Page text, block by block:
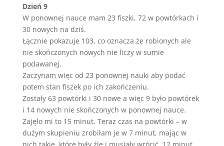
Dzień 9
W ponownej nauce mam 23 fiszki, 72 w powtórkach i
30 nowych na dziś.
Łącznie pokazuje 103, co oznacza że robionych ale
nie skończonych nowych nie liczy w sumie
podawanej.
Zaczynam więc od 23 ponownej nauki aby podać
potem stan fiszek po ich zakończeniu.
Zostały 63 powtórki i 30 nowe a więc 9 było powtórek
i 14 nowych nie skończonych w ponownej nauce.
Zajęło mi to 15 minut. Teraz czas na powtórki – w
dużym skupieniu zrobiłam je w 7 minut, mając w